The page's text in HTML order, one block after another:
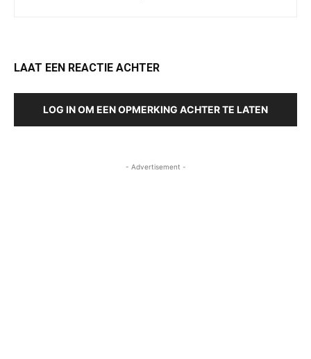
LAAT EEN REACTIE ACHTER
LOG IN OM EEN OPMERKING ACHTER TE LATEN
- Advertisement -